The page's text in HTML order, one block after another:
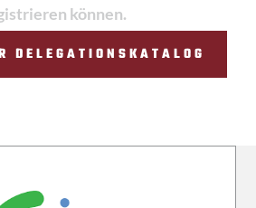
können.
DELEGATIONSKATALOG